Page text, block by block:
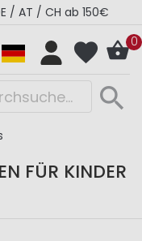
/ AT / CH ab 150€
0
FÜR KINDER